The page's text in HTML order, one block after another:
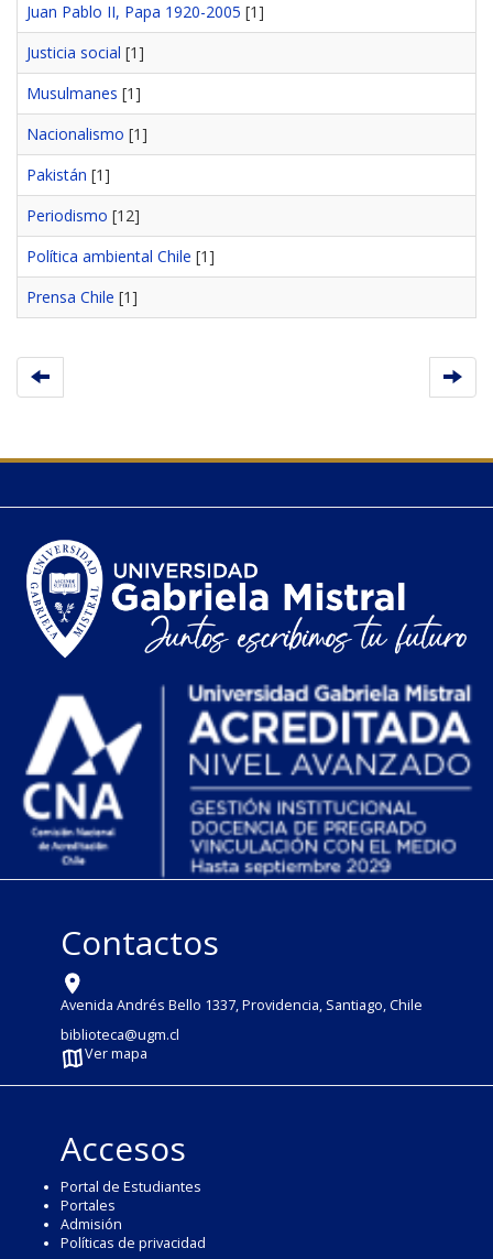
Juan Pablo II, Papa 1920-2005 [1]
Justicia social [1]
Musulmanes [1]
Nacionalismo [1]
Pakistán [1]
Periodismo [12]
Política ambiental Chile [1]
Prensa Chile [1]
Contactos
Avenida Andrés Bello 1337, Providencia, Santiago, Chile
biblioteca@ugm.cl
Ver mapa
Accesos
Portal de Estudiantes
Portales
Admisión
Políticas de privacidad